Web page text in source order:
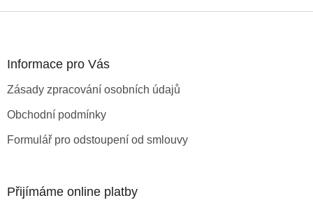
Informace pro Vás
Zásady zpracování osobních údajů
Obchodní podmínky
Formulář pro odstoupení od smlouvy
Přijímáme online platby